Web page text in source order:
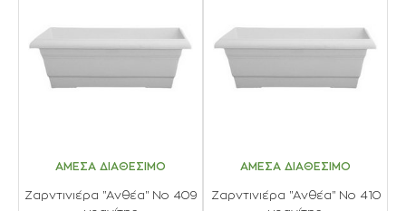
ΑΜΕΣΑ ΔΙΑΘΕΣΙΜΟ
Ζαρντινιέρα "Ανθέα" No 409
ΑΜΕΣΑ ΔΙΑΘΕΣΙΜΟ
Ζαρντινιέρα "Ανθέα" No 410